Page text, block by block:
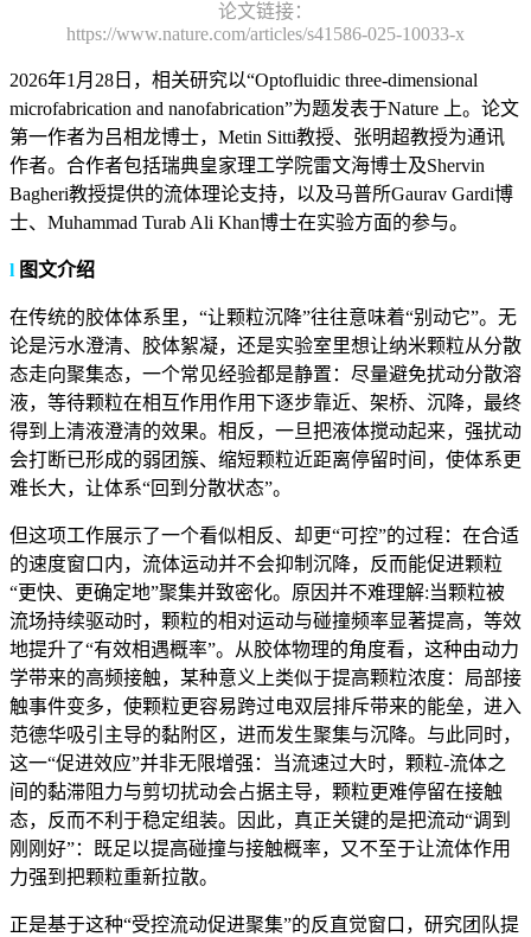
论文链接：
https://www.nature.com/articles/s41586-025-10033-x
2026年1月28日，相关研究以“Optofluidic three-dimensional
microfabrication and nanofabrication”为题发表于Nature 上。论文
第一作者为吕相龙博士，Metin Sitti教授、张明超教授为通讯
作者。合作者包括瑞典皇家理工学院雷文海博士及Shervin
Bagheri教授提供的流体理论支持，以及马普所Gaurav Gardi博
士、Muhammad Turab Ali Khan博士在实验方面的参与。
l 图文介绍
在传统的胶体体系里，“让颗粒沉降”往往意味着“别动它”。无
论是污水澄清、胶体絮凝，还是实验室里想让纳米颗粒从分散
态走向聚集态，一个常见经验都是静置：尽量避免扰动分散溶
液，等待颗粒在相互作用作用下逐步靠近、架桥、沉降，最终
得到上清液澄清的效果。相反，一旦把液体搅动起来，强扰动
会打断已形成的弱团簇、缩短颗粒近距离停留时间，使体系更
难长大，让体系“回到分散状态”。
但这项工作展示了一个看似相反、却更“可控”的过程：在合适
的速度窗口内，流体运动并不会抑制沉降，反而能促进颗粒
“更快、更确定地”聚集并致密化。原因并不难理解:当颗粒被
流场持续驱动时，颗粒的相对运动与碰撞频率显著提高，等效
地提升了“有效相遇概率”。从胶体物理的角度看，这种由动力
学带来的高频接触，某种意义上类似于提高颗粒浓度：局部接
触事件变多，使颗粒更容易跨过电双层排斥带来的能垒，进入
范德华吸引主导的黏附区，进而发生聚集与沉降。与此同时，
这一“促进效应”并非无限增强：当流速过大时，颗粒-流体之
间的黏滞阻力与剪切扰动会占据主导，颗粒更难停留在接触
态，反而不利于稳定组装。因此，真正关键的是把流动“调到
刚刚好”：既足以提高碰撞与接触概率，又不至于让流体作用
力强到把颗粒重新拉散。
正是基于这种“受控流动促进聚集”的反直觉窗口，研究团队提